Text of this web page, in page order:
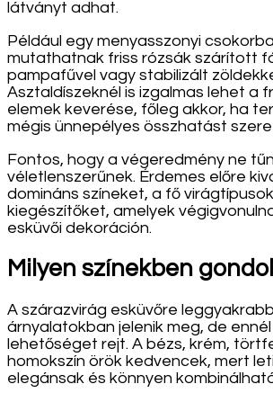
látványt adhat.
Például egy menyasszonyi
mutathatnak friss rózsák szárított
pampafűvel vagy stabilizált
Asztaldíszeknél is izgalmas lehet a
elemek keverése, főleg akkor, ha
mégis ünnepélyes összhatást
Fontos, hogy a végeredmény ne
véletlenszerűnek. Érdemes előre
domináns színeket, a fő
kiegészítőket, amelyek
esküvői dekoráción.
Milyen színekben
A szárazvirág esküvőre
árnyalatokban jelenik meg, de
lehetőséget rejt. A bézs, krém,
homokszín örök kedvencek, mert
elegánsak és könnyen